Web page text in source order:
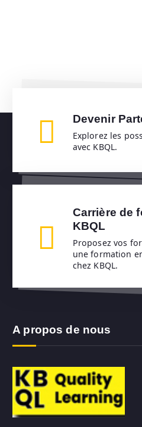
Devenir
Explorez les
avec KBQL.
Carrière de
KBQL
Proposez vos
une formation
chez KBQL.
A propos de nous